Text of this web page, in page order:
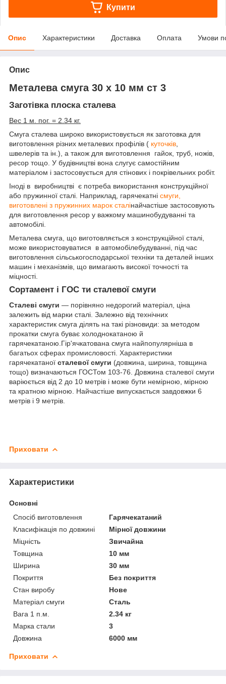
Купити
Опис Характеристики Доставка Оплата Умови
Опис
Металева смуга 30 х 10 мм ст 3
Заготівка плоска сталева
Вес 1 м. пог. = 2.34 кг.
Смуга сталева широко використовується як заготовка для
виготовлення різних металевих профілів ( куточків,
швелерів та ін.), а також для виготовлення гайок, труб, ножів,
ресор тощо. У будівництві вона слугує самостійним
матеріалом і застосовується для стінових і покрівельних робіт.
Іноді в виробництві є потреба використання конструкційної
або пружинної сталі. Наприклад, гарячекатні смуги,
виготовлені з пружинних марок сталінайчастіше застосовують
для виготовлення ресор у важкому машинобудуванні та
автомобілі.
Металева смуга, що виготовляється з конструкційної сталі,
може використовуватися в автомобілебудуванні, під час
виготовлення сільськогосподарської техніки та деталей інших
машин і механізмів, що вимагають високої точності та
міцності.
Сортамент і ГОС ти сталевої смуги
Сталеві смуги — порівняно недорогий матеріал, ціна
залежить від марки сталі. Залежно від технічних
характеристик смуга ділять на такі різновиди: за методом
прокатки смуга буває холоднокатаною й
гарячекатаною.Гір'ячкатована смуга найпопулярніша в
багатьох сферах промисловості. Характеристики
гарячекатаної сталевої смуги (довжина, ширина, товщина
тощо) визначаються ГОСТом 103-76. Довжина сталевої смуги
варіюється від 2 до 10 метрів і може бути немірною, мірною
та кратною мірною. Найчастіше випускається завдовжки 6
метрів і 9 метрів.
Приховати
Характеристики
Основні
Спосіб виготовлення
Гарячекатаний
Класифікація по довжині
Мірної довжини
Міцність
Звичайна
Товщина
10 мм
Ширина
30 мм
Покриття
Без покриття
Стан виробу
Нове
Матеріал смуги
Сталь
Вага 1 п.м.
2.34 кг
Марка стали
3
Довжина
6000 мм
Приховати